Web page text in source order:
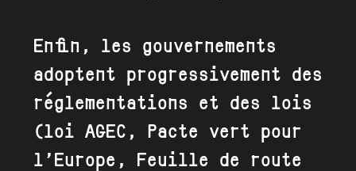
Enfin, les gouvernements
adoptent progressivement des
réglementations et des lois
(loi AGEC, Pacte vert pour
l’Europe, Feuille de route